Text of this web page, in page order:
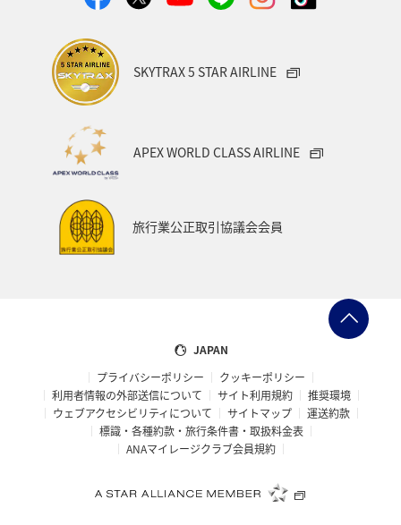
SKYTRAX 5 STAR AIRLINE
APEX WORLD CLASS AIRLINE
旅行業公正取引協議会会員
JAPAN
プライバシーポリシー
クッキーポリシー
利用者情報の外部送信について
サイト利用規約
推奨環境
ウェブアクセシビリティについて
サイトマップ
運送約款
標識・各種約款・旅行条件書・取扱料金表
ANAマイレージクラブ会員規約